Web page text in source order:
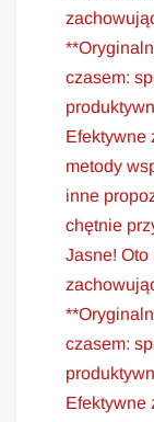
czasem:
Efektywne
metody
inne
chętnie
Jasne! Oto
czasem:
Efektywne